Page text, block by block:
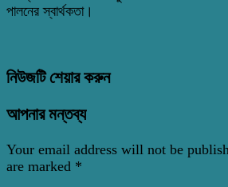
পালনের স্বার্থকতা।
নিউজটি শেয়ার করুন
আপনার মন্তব্য
Your email address will not be
are marked *